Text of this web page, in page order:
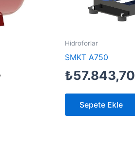
Hidroforlar
SMKT A750
₺57.843,70
Sepete Ekle